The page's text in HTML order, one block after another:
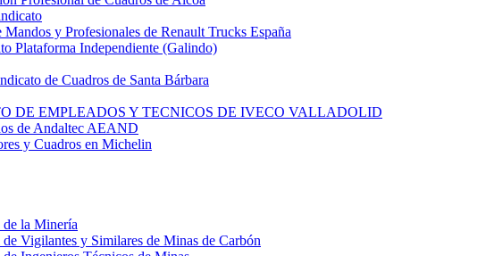
y Profesionales de Renault Trucks España
Plataforma Independiente (Galindo)
de Cuadros de Santa Bárbara
DE EMPLEADOS Y TECNICOS DE IVECO VALLADOLID
de Andaltec AEAND
y Cuadros en Michelin
de la Minería
Vigilantes y Similares de Minas de Carbón